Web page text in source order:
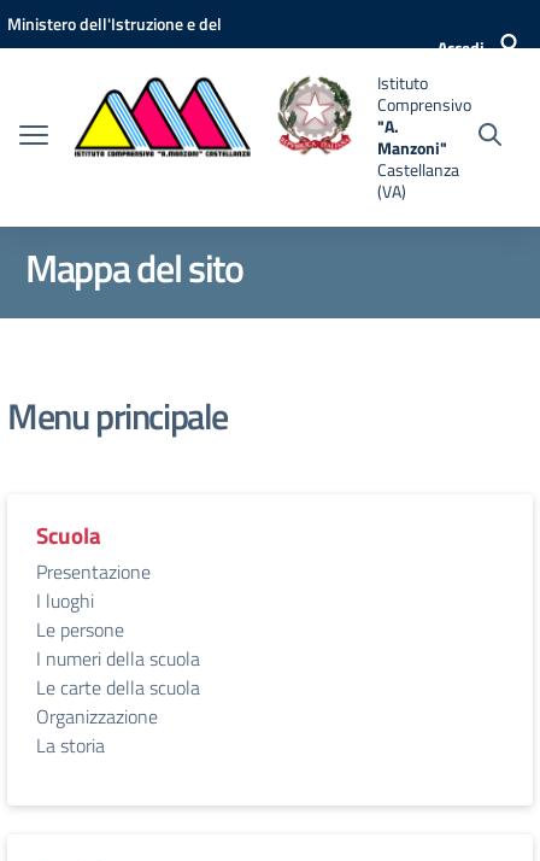
Vai ai contenuti
Vai al menu di navigazione
Vai al footer
Ministero dell'Istruzione e del
Accedi
Istituto
Comprensivo
"A.
Manzoni"
Castellanza
(VA)
Mappa del sito
Menu principale
Scuola
Presentazione
I luoghi
Le persone
I numeri della scuola
Le carte della scuola
Organizzazione
La storia